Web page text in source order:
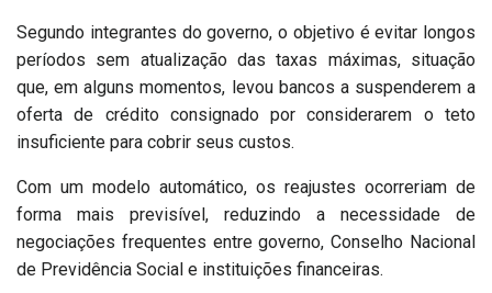
Segundo integrantes do governo, o objetivo é evitar longos
períodos sem atualização das taxas máximas, situação
que, em alguns momentos, levou bancos a suspenderem a
oferta de crédito consignado por considerarem o teto
insuficiente para cobrir seus custos.
Com um modelo automático, os reajustes ocorreriam de
forma mais previsível, reduzindo a necessidade de
negociações frequentes entre governo, Conselho Nacional
de Previdência Social e instituições financeiras.